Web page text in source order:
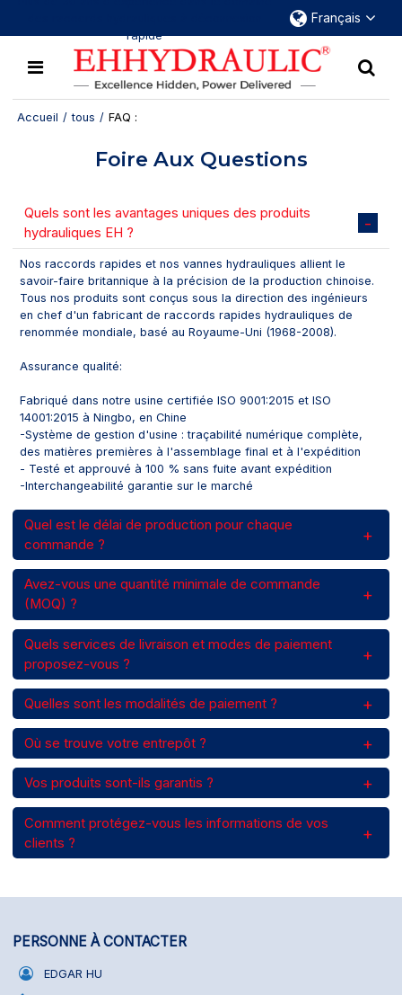
rapide
Français
Accueil / tous / FAQ :
Foire Aux Questions
Quels sont les avantages uniques des produits
hydrauliques EH ?
Nos raccords rapides et nos vannes hydrauliques allient le
savoir-faire britannique à la précision de la production chinoise.
Tous nos produits sont conçus sous la direction des ingénieurs
en chef d'un fabricant de raccords rapides hydrauliques de
renommée mondiale, basé au Royaume-Uni (1968-2008).
Assurance qualité:
Fabriqué dans notre usine certifiée ISO 9001:2015 et ISO
14001:2015 à Ningbo, en Chine
-Système de gestion d'usine : traçabilité numérique complète,
des matières premières à l'assemblage final et à l'expédition
- Testé et approuvé à 100 % sans fuite avant expédition
-Interchangeabilité garantie sur le marché
Quel est le délai de production pour chaque
commande ?
Avez-vous une quantité minimale de commande
(MOQ) ?
Quels services de livraison et modes de paiement
proposez-vous ?
Quelles sont les modalités de paiement ?
Où se trouve votre entrepôt ?
Vos produits sont-ils garantis ?
Comment protégez-vous les informations de vos
clients ?
PERSONNE À CONTACTER
EDGAR HU